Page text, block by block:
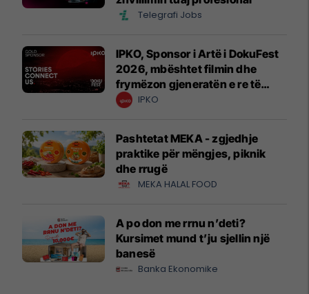
Telegrafi Jobs
IPKO, Sponsor i Artë i DokuFest
2026, mbështet filmin dhe
frymëzon gjeneratën e re të
krijuesve
IPKO
Pashtetat MEKA - zgjedhje
praktike për mëngjes, piknik
dhe rrugë
MEKA HALAL FOOD
A po don me rrnu n’deti?
Kursimet mund t’ju sjellin një
banesë
Banka Ekonomike